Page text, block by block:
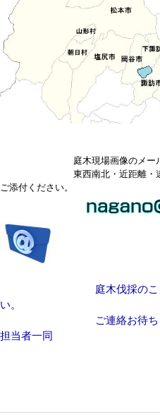
庭木現場画像のメー
東西南北・近距離・遠距離
ご添付ください。
庭木伐採のことなら
い。
ご連絡お待ちし
担当者一同